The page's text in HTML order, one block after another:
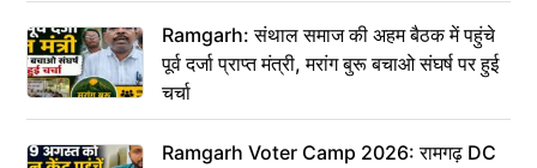
Ramgarh: संथाल समाज की अहम बैठक में पहुंचे
पूर्व दर्जा प्राप्त मंत्री, मरांग बुरू बचाओ संघर्ष पर हुई
चर्चा
Ramgarh Voter Camp 2026: रामगढ़ DC